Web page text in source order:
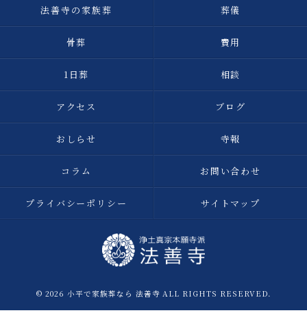
法善寺の家族葬 葬儀
骨葬 費用
1日葬 相談
アクセス ブログ
おしらせ 寺報
コラム お問い合わせ
プライバシーポリシー サイトマップ
© 2026 小平で家族葬なら 法善寺 ALL RIGHTS RESERVED.